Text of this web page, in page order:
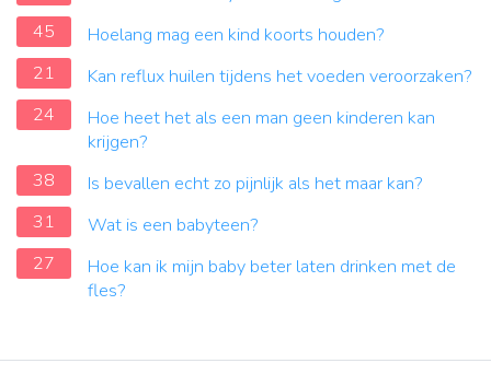
45
Hoelang mag een kind koorts houden?
21
Kan reflux huilen tijdens het voeden veroorzaken?
24
Hoe heet het als een man geen kinderen kan
krijgen?
38
Is bevallen echt zo pijnlijk als het maar kan?
31
Wat is een babyteen?
27
Hoe kan ik mijn baby beter laten drinken met de
fles?